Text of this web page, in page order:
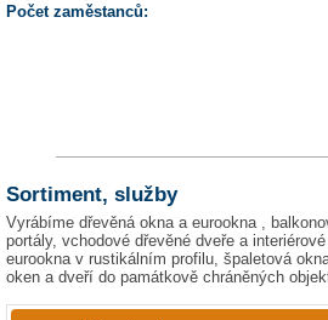
Počet zaměstanců:
Sortiment, služby
Vyrábíme dřevěná okna a eurookna ,
portály, vchodové dřevěné dveře a
eurookna v rustikálním profilu, špaletová
oken a dveří do památkově chráněných